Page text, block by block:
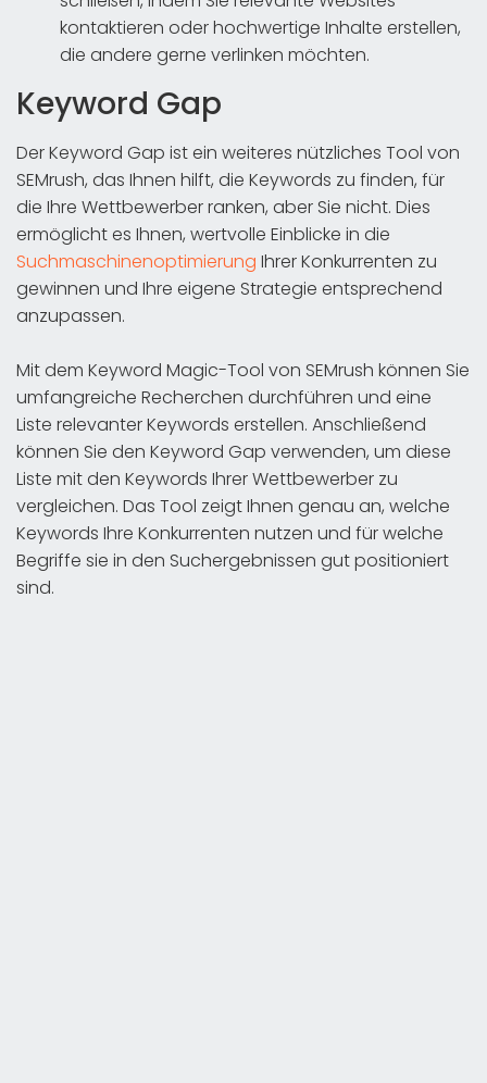
kontaktieren oder hochwertige Inhalte erstellen,
die andere gerne verlinken möchten.
Keyword Gap
Der Keyword Gap ist ein weiteres nützliches Tool von
SEMrush, das Ihnen hilft, die Keywords zu finden, für
die Ihre Wettbewerber ranken, aber Sie nicht. Dies
ermöglicht es Ihnen, wertvolle Einblicke in die
Suchmaschinenoptimierung Ihrer Konkurrenten zu
gewinnen und Ihre eigene Strategie entsprechend
anzupassen.
Mit dem Keyword Magic-Tool von SEMrush können Sie
umfangreiche Recherchen durchführen und eine
Liste relevanter Keywords erstellen. Anschließend
können Sie den Keyword Gap verwenden, um diese
Liste mit den Keywords Ihrer Wettbewerber zu
vergleichen. Das Tool zeigt Ihnen genau an, welche
Keywords Ihre Konkurrenten nutzen und für welche
Begriffe sie in den Suchergebnissen gut positioniert
sind.